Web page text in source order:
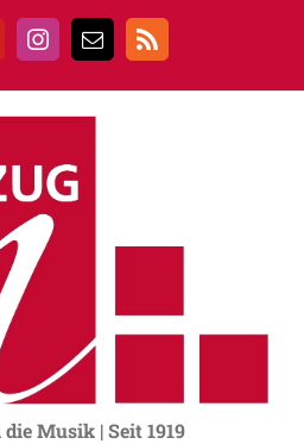
Instagram
E-
Rss
Musik | Seit 1919